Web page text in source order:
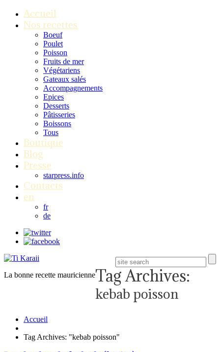
Accueil
Nos recettes
Boeuf
Poulet
Poisson
Fruits de mer
Végétariens
Gateaux salés
Accompagnements
Epices
Desserts
Pâtisseries
Boissons
Tous
Boutique
Blog
Presse
starpress.info
Contacts
en
fr
de
La bonne recette mauricienneTag Archives:
kebab poisson
Accueil
Tag Archives: "kebab poisson"